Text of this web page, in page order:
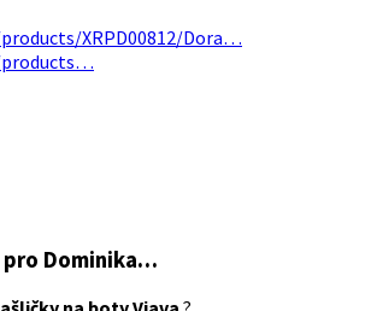
XRPD00812/Dora…
products…
pro Dominika…